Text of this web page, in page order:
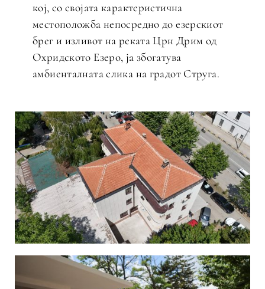
кој, со својата карактеристична
местоположба непосредно до езерскиот
брег и изливот на реката Црн Дрим од
Охридското Езеро, ја збогатува
амбиенталната слика на градот Струга.